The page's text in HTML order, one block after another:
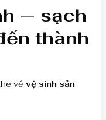
— sạch
thành
về vệ sinh sản